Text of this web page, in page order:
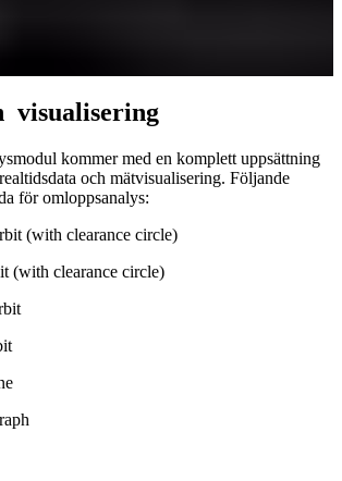
visualisering
kommer med en komplett uppsättning
och mätvisualisering. Följande
för omloppsanalys:
(with clearance circle)
(with clearance circle)